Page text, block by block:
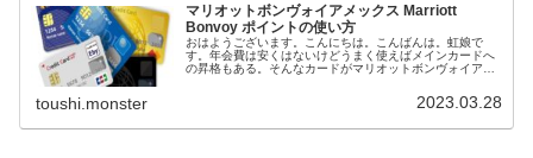
マリオットボンヴォイアメックス Marriott
Bonvoy ポイントの使い方
おはようございます。こんにちは。こんばんは。虹娘で
す。年会費は安くはないけどうまく使えばメインカードへ
の昇格もある。そんなカードがマリオットボンヴォイアメ
toushi.monster 2023.03.28